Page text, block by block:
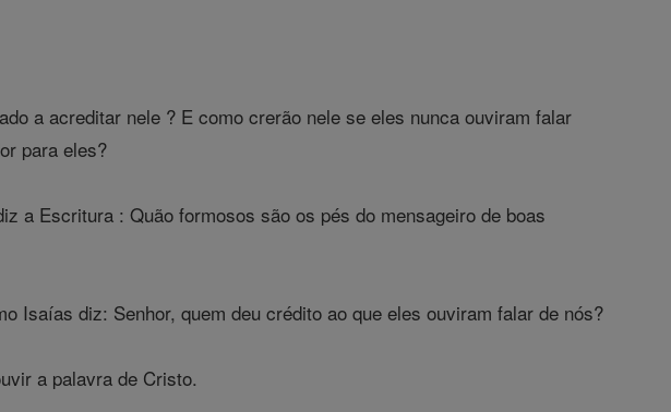
a acreditar nele ? E como crerão nele se eles nunca ouviram falar
para eles?
a Escritura : Quão formosos são os pés do mensageiro de boas
Isaías diz: Senhor, quem deu crédito ao que eles ouviram falar de nós?
a palavra de Cristo.